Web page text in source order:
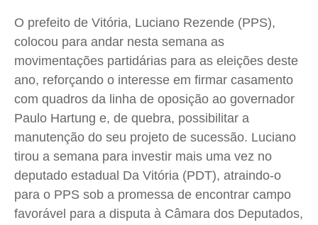
Cultura
Colunas
Caetano Roque
Gustavo Bastos
Jr Mignone (in memorian)
Wanda Sily
Publicidade Legal
Cultura
Colunas
Caetano Roque
Gustavo Bastos
Jr Mignone (in memorian)
Wanda Sily
Publicidade Legal
Cultura
Colunas
Caetano Roque
Gustavo Bastos
Jr Mignone (in memorian)
Wanda Sily
Publicidade Legal
Cultura
Colunas
Caetano Roque
Gustavo Bastos
Jr Mignone (in memorian)
Wanda Sily
Publicidade Legal
O prefeito de Vitória, Luciano Rezende (PPS),
colocou para andar nesta semana as
movimentações partidárias para as eleições deste
ano, reforçando o interesse em firmar casamento
com quadros da linha de oposição ao governador
Paulo Hartung e, de quebra, possibilitar a
manutenção do seu projeto de sucessão. Luciano
tirou a semana para investir mais uma vez no
deputado estadual Da Vitória (PDT), atraindo-o
para o PPS sob a promessa de encontrar campo
favorável para a disputa à Câmara dos Deputados,